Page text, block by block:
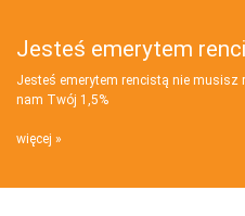
Jesteś emerytem
Jesteś emerytem rencistą nie musisz
nam Twój 1,5%
więcej